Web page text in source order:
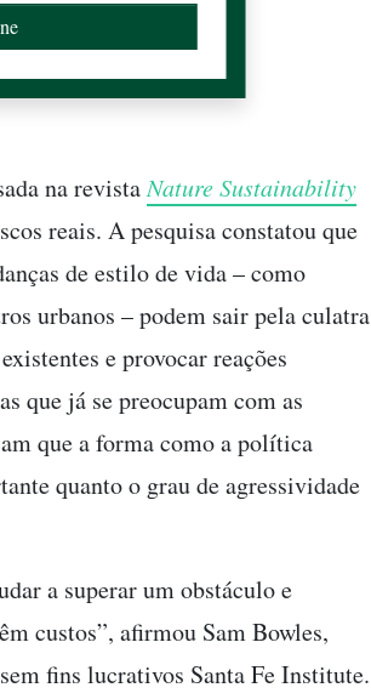
na revistaNature Sustainability
reais. A pesquisa constatou que
de estilo de vida – como
urbanos – podem sair pela culatra
e provocar reações
que já se preocupam com as
que a forma como a política
quanto o grau de agressividade
a superar um obstáculo e
custos”, afirmou Sam Bowles,
fins lucrativos Santa Fe Institute.